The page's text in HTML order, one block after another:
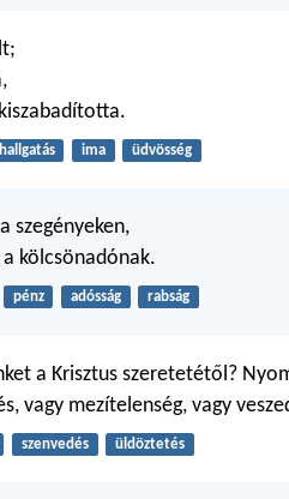
ima üdvösség
szegényeken,
kölcsönadónak.
pénz adósság rabság
a Krisztus szeretetétől?
vagy mezítelenség, vagy
szenvedés üldöztetés